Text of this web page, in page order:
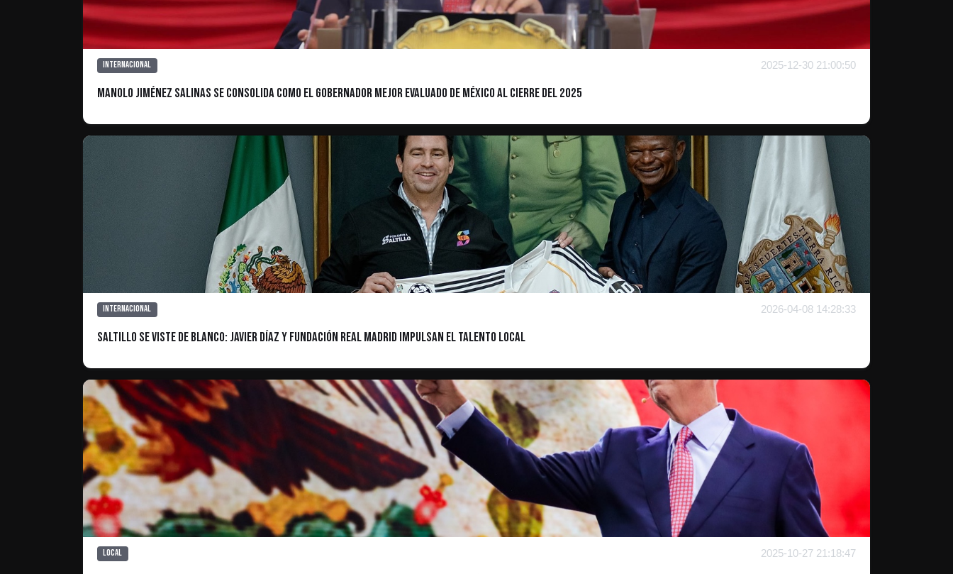
Internacional 2025-12-30 21:00:50
Manolo Jiménez Salinas se consolida como el gobernador mejor evaluado de México al cierre del 2025
Internacional 2026-04-08 14:28:33
Saltillo se viste de blanco: Javier Díaz y Fundación Real Madrid impulsan el talento local
Local 2025-10-27 21:18:47